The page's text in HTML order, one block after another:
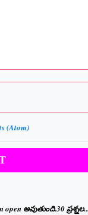
(Atom)
అవుతుంది.30 ప్రశ్నల...